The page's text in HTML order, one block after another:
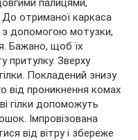
палицями,
отриманої каркаса
з допомогою мотузки,
Бажано, щоб їх
притулку. Зверху
Покладений знизу
від проникнення комах
гілки допоможуть
Імпровізована
від вітру і збереже